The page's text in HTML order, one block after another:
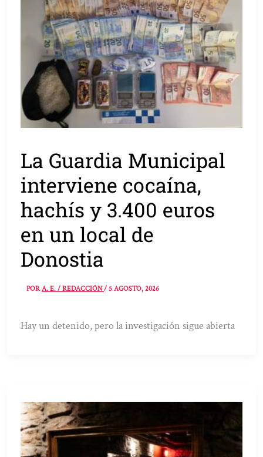
La Guardia Municipal
interviene cocaína,
hachís y 3.400 euros
en un local de
Donostia
PORA. E. / REDACCIÓN/5 AGOSTO, 2026
Hay un detenido, pero la investigación sigue abierta